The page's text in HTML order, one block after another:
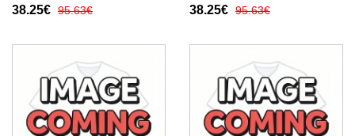
2026 Kratak Rukav
38.25€ 95.63€
2026 Kratak Rukav
38.25€ 95.63€